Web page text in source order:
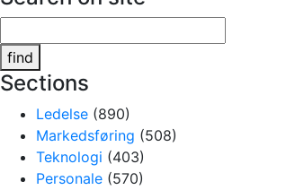
find
Sections
Ledelse (890)
Markedsføring (508)
Teknologi (403)
Personale (570)